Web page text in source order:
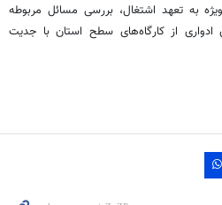
به تعهد اشتغال، بررسی مسائل مربوطه
ادواری از کارگاه‌های سطح استان با جدیت